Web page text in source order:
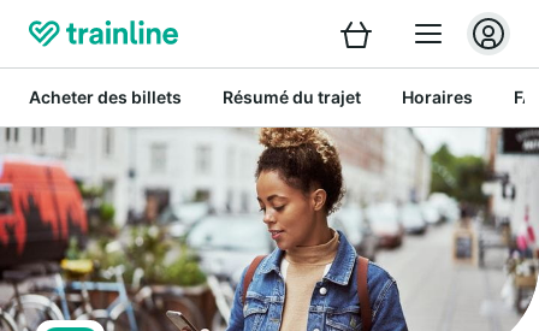
Acheter des billets Résumé du trajet Horaires